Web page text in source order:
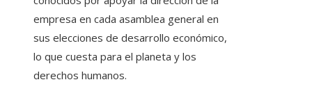
empresa en cada asamblea general en
sus elecciones de desarrollo económico,
lo que cuesta para el planeta y los
derechos humanos.